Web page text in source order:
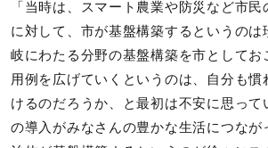
「当時は、スマート農業や防災など市
に対して、市が基盤構築するというのは
岐にわたる分野の基盤構築を市としてお
用例を広げていくというのは、自分も慣
けるのだろうか、と最初は不安に思って
の導入がみなさんの豊かな生活につなが